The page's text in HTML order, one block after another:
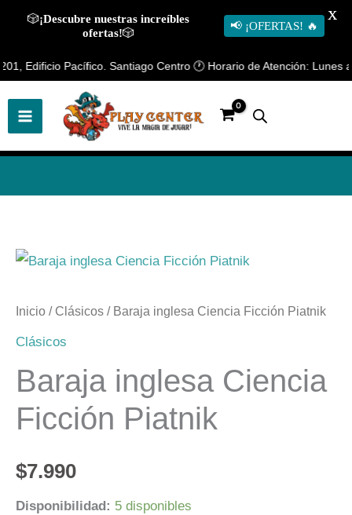
Edificio Pacífico. Santiago Centro 🕐 Horario de Atención: Lunes a
Ir
al
contenido
Inicio / Clásicos / Baraja inglesa Ciencia Ficción Piatnik
Clásicos
Baraja inglesa Ciencia
Ficción Piatnik
$7.990
Disponibilidad: 5 disponibles
Baraja
Ciencia
Ficción
cantidad
🎲¡Descubre nuestras increíbles
ofertas!🎲
📢 ¡OFERTAS! 🔥
X